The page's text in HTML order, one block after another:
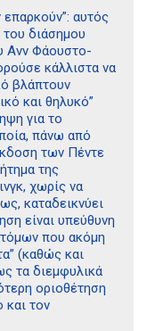
επαρκούν”: αυτός
διάσημου
Ανν Φάουστο-
κάλλιστα να
βλάπτουν
και θηλυκό”
για το
πάνω από
των Πέντε
της
χωρίς να
καταδεικνύει
είναι υπεύθυνη
που ακόμη
(καθώς και
τα διεμφυλικά
οριοθέτηση
τον